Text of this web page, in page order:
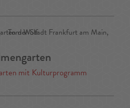
mit Kulturprogramm